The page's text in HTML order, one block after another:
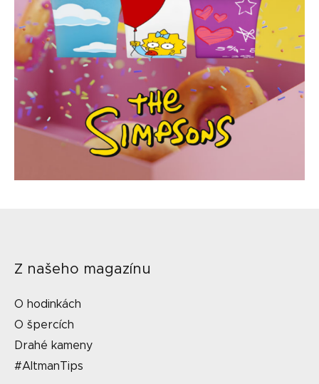
Z našeho magazínu
O hodinkách
O špercích
Drahé kameny
#AltmanTips